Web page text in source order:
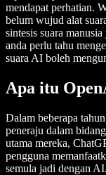
mendapat perhatian.
belum wujud alat
sintesis suara
anda perlu tahu
suara AI boleh
Apa itu
Dalam beberapa
peneraju dalam
utama mereka,
pengguna
semula jadi dengan AI.